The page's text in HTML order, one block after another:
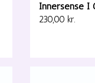
Innersense I
230,00 kr.